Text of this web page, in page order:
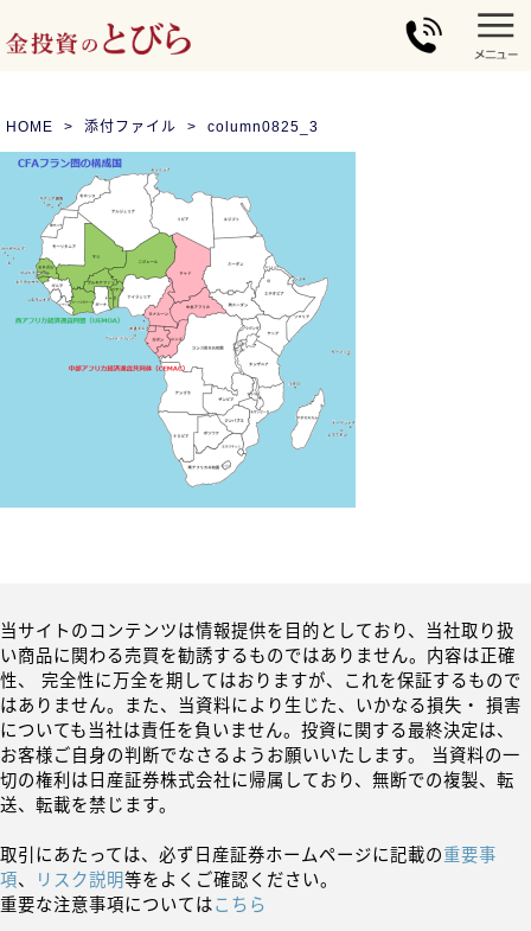
HOME 添付ファイル column0825_3
当サイトのコンテンツは情報提供を目的としており、当社取り扱
い商品に関わる売買を勧誘するものではありません。内容は正確
性、 完全性に万全を期してはおりますが、これを保証するもので
はありません。また、当資料により生じた、いかなる損失・ 損害
についても当社は責任を負いません。投資に関する最終決定は、
お客様ご自身の判断でなさるようお願いいたします。 当資料の一
切の権利は日産証券株式会社に帰属しており、無断での複製、転
送、転載を禁じます。
取引にあたっては、必ず日産証券ホームページに記載の重要事
項、 リスク説明等をよくご確認ください。
重要な注意事項についてはこちら